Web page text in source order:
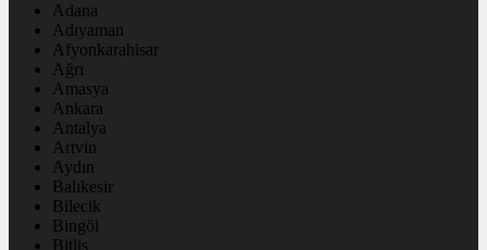
Adana
Adıyaman
Afyonkarahisar
Ağrı
Amasya
Ankara
Antalya
Artvin
Aydın
Balıkesir
Bilecik
Bingöl
Bitlis